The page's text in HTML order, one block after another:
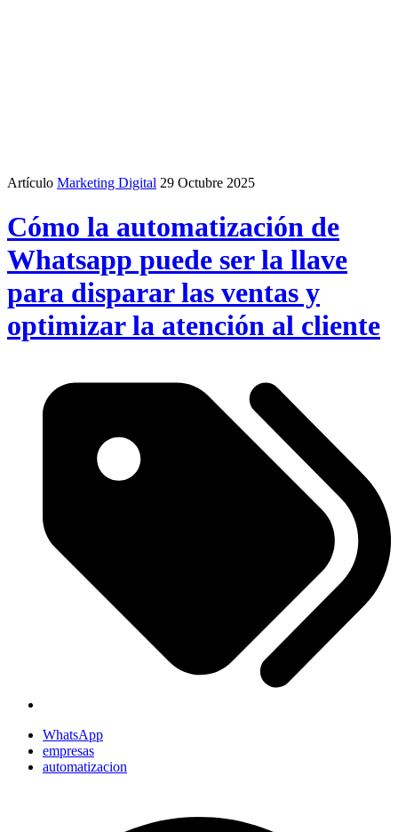
Artículo Marketing Digital 29 Octubre 2025
Cómo la automatización de
Whatsapp puede ser la llave
para disparar las ventas y
optimizar la atención al cliente
WhatsApp
empresas
automatizacion